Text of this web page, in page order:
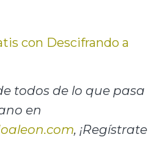
con Descifrando a
todos de lo que pasa
en
, ¡Regístrate